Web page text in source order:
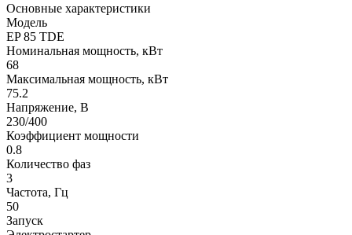
Основные характеристики
Модель
EP 85 TDE
Номинальная мощность, кВт
68
Максимальная мощность, кВт
75.2
Напряжение, В
230/400
Коэффициент мощности
0.8
Количество фаз
3
Частота, Гц
50
Запуск